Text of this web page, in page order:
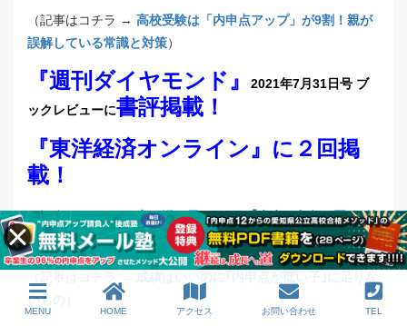
（記事はコチラ → 高校受験は「内申点アップ」が9割！親が
誤解している常識と対策）
『週刊ダイヤモンド』
2021年7月31日号 ブ
ックレビューに書評掲載！
『東洋経済オンライン』に２回掲
載！
（記事はコチラ →
字が汚い子どもほど｢先生の印象が悪い｣納
得理由）
いもの
MENU HOME アクセス お問い合わせ TEL